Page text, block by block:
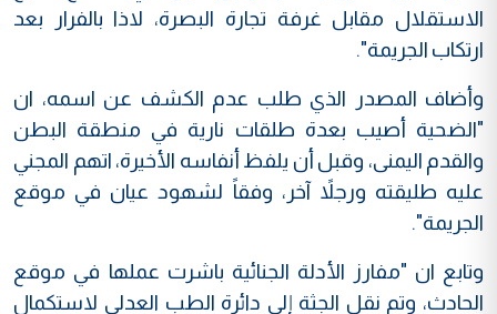
الاستقلال مقابل غرفة تجارة البصرة، لاذا بالفرار بعد
ارتكاب الجريمة".
وأضاف المصدر الذي طلب عدم الكشف عن اسمه، ان
"الضحية أصيب بعدة طلقات نارية في منطقة البطن
والقدم اليمنى، وقبل أن يلفظ أنفاسه الأخيرة، اتهم المجني
عليه طليقته ورجلاً آخر، وفقاً لشهود عيان في موقع
الجريمة".
وتابع ان "مفارز الأدلة الجنائية باشرت عملها في موقع
الحادث، وتم نقل الجثة إلى دائرة الطب العدلي لاستكمال